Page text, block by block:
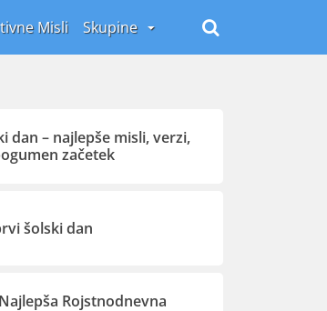
Misli Skupine
dan – najlepše misli, verzi,
začetek
šolski dan
Rojstnodnevna